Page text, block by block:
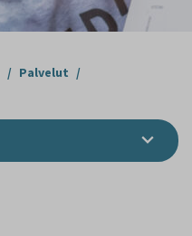
/ Palvelut /